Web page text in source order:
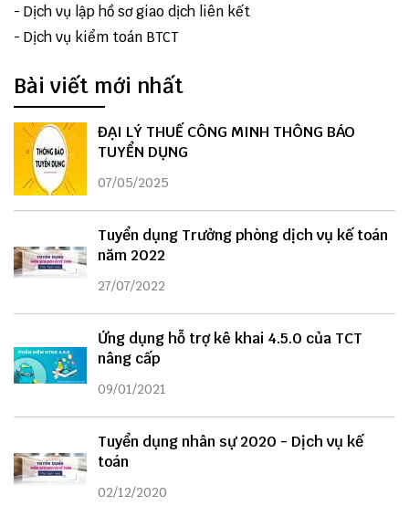
- Dịch vụ lập hồ sơ giao dịch liên kết
- Dịch vụ kiểm toán BTCT
Bài viết mới nhất
ĐẠI LÝ THUẾ CÔNG MINH THÔNG BÁO
TUYỂN DỤNG
07/05/2025
Tuyển dụng Trưởng phòng dịch vụ kế toán
năm 2022
27/07/2022
Ứng dụng hỗ trợ kê khai 4.5.0 của TCT
nâng cấp
09/01/2021
Tuyển dụng nhân sự 2020 - Dịch vụ kế
toán
02/12/2020